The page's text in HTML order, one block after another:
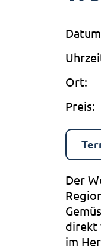
Ort:
Preis:
Der
direkt
im